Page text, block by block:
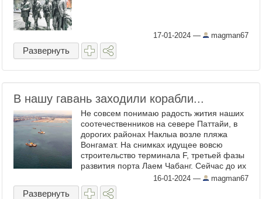
17-01-2024 — magman67
Развернуть
В нашу гавань заходили корабли...
Не совсем понимаю радость жития наших
соотечественников на севере Паттайи, в
дорогих районах Наклыа возле пляжа
Вонгамат. На снимках идущее вовсю
строительство терминала F, третьей фазы
развития порта Лаем Чабанг. Сейчас до их
балконов и великолепного вида на
тропический закат от порта ...
16-01-2024 — magman67
Развернуть